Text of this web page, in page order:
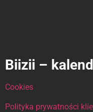
Biizii –
Cookies
Polityka prywatności